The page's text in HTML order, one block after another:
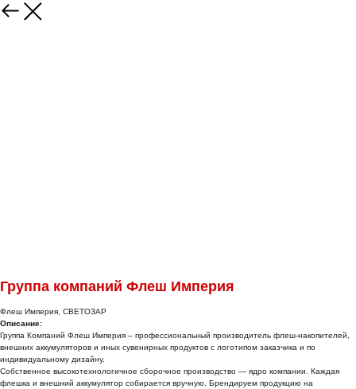
Группа компаний Флеш Империя
Флеш Империя, СВЕТОЗАР
Описание:
Группа Компаний Флеш Империя – профессиональный производитель флеш-накопителей,
внешних аккумуляторов и иных сувенирных продуктов с логотипом заказчика и по
индивидуальному дизайну.
Собственное высокотехнологичное сборочное производство — ядро компании. Каждая
флешка и внешний аккумулятор собирается вручную. Брендируем продукцию на